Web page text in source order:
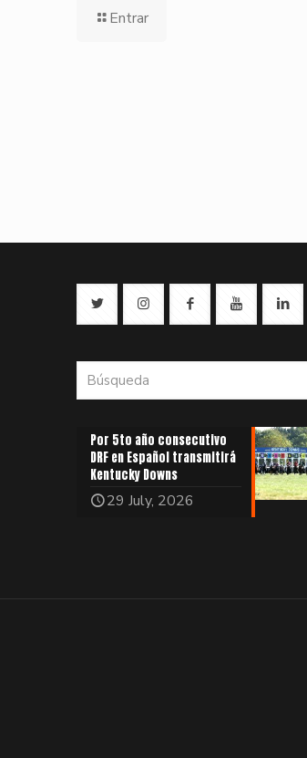
Entrar
Por 5to año consecutivo
DRF en Español transmitirá
Kentucky Downs
29 July, 2026